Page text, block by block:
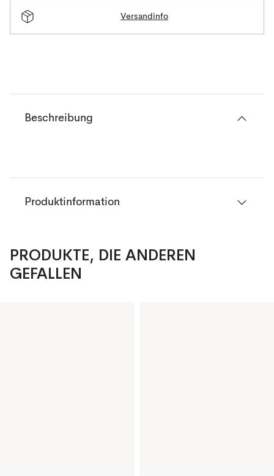
Versandinfo
Beschreibung
Produktinformation
PRODUKTE, DIE ANDEREN
GEFALLEN